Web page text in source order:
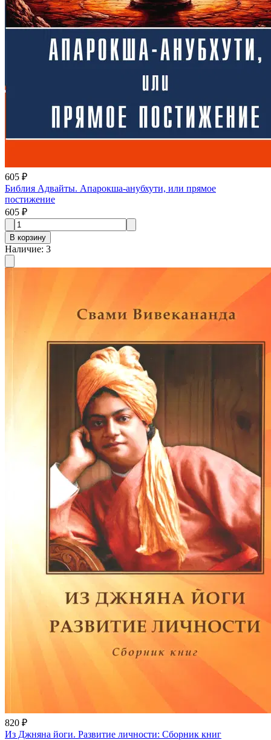
605 ₽
Библия Адвайты. Апарокша-анубхути, или прямое
постижение
605 ₽
В корзину
Наличие: 3
820 ₽
Из Джняна йоги. Развитие личности: Сборник книг